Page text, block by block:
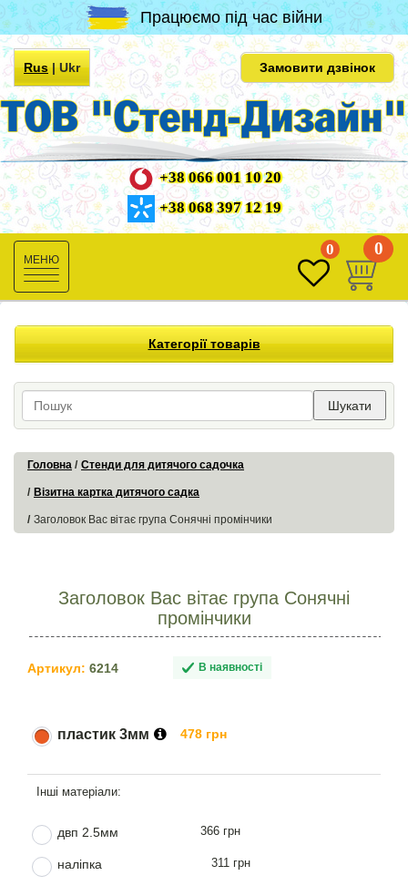
Працюємо під час війни
Rus|Ukr Замовити дзвінок
+38 066 001 10 20
+38 068 397 12 19
Toggle
navigation
0 0
Категорії товарів
Шукати
Головна Стенди для дитячого садочка
Візитна картка дитячого садка
Заголовок Вас вітає група Сонячні промінчики
Заголовок Вас вітає група Сонячні
промінчики
Артикул: 6214 В наявності
пластик 3мм 478 грн
двп 2.5мм 366 грн
наліпка 311 грн